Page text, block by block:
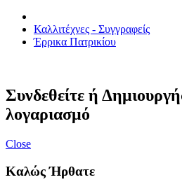
Καλλιτέχνες - Συγγραφείς
Έρρικα Πατρικίου
Συνδεθείτε ή
λογαριασμό
Close
Καλώς Ήρθατε